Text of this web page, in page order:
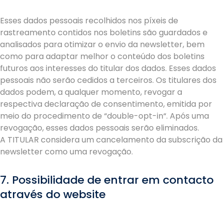
Esses dados pessoais recolhidos nos píxeis de
rastreamento contidos nos boletins são guardados e
analisados para otimizar o envio da newsletter, bem
como para adaptar melhor o conteúdo dos boletins
futuros aos interesses do titular dos dados. Esses dados
pessoais não serão cedidos a terceiros. Os titulares dos
dados podem, a qualquer momento, revogar a
respectiva declaração de consentimento, emitida por
meio do procedimento de “double-opt-in“. Após uma
revogação, esses dados pessoais serão eliminados.
A TITULAR considera um cancelamento da subscrição da
newsletter como uma revogação.
7. Possibilidade de entrar em contacto
através do website